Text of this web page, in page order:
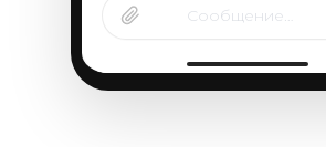
Сообщение…